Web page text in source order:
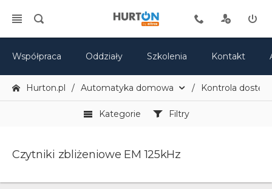
Współpraca Oddziały Szkolenia Kontakt
Hurton.pl Automatyka domowa Kontrola
Kategorie Filtry
Czytniki zbliżeniowe EM 125kHz